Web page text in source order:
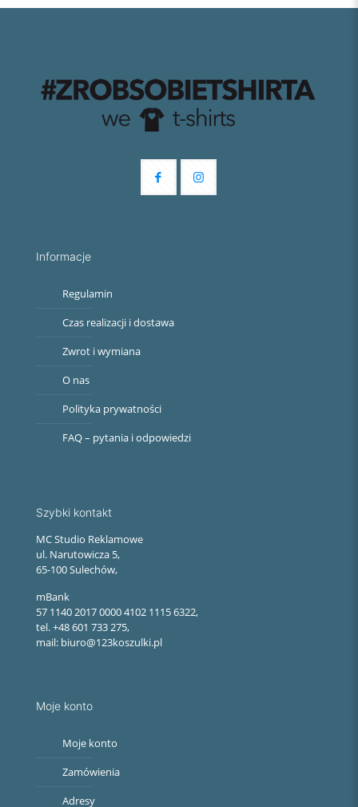
Informacje
Regulamin
Czas realizacji i dostawa
Zwrot i wymiana
O nas
Polityka prywatności
FAQ – pytania i odpowiedzi
Szybki kontakt
MC Studio Reklamowe
ul. Narutowicza 5,
65-100 Sulechów,
mBank
57 1140 2017 0000 4102 1115 6322,
tel. +48 601 733 275,
mail: biuro@123koszulki.pl
Moje konto
Moje konto
Zamówienia
Adresy